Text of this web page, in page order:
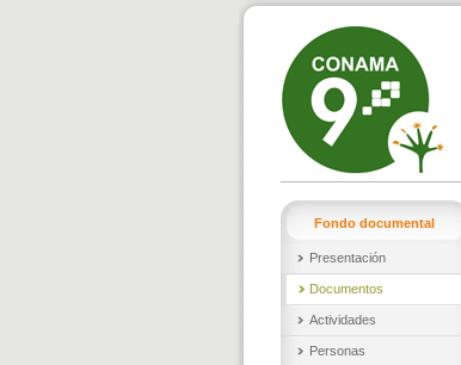
Fondo documental
Presentación
Documentos
Actividades
Personas